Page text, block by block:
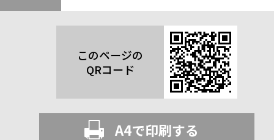
このページの
QRコード
A4で印刷する